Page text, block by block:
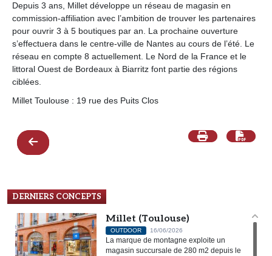
u
e
s
Depuis 3 ans, Millet développe un réseau de magasin en
commission-affiliation avec l’ambition de trouver les partenaires
pour ouvrir 3 à 5 boutiques par an. La prochaine ouverture
s’effectuera dans le centre-ville de Nantes au cours de l’été. Le
réseau en compte 8 actuellement. Le Nord de la France et le
littoral Ouest de Bordeaux à Biarritz font partie des régions
ciblées.
Millet Toulouse : 19 rue des Puits Clos
DERNIERS CONCEPTS
Millet (Toulouse)
OUTDOOR 16/06/2026
La marque de montagne exploite un
magasin succursale de 280 m2 depuis le